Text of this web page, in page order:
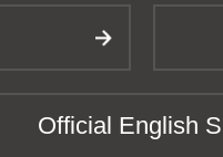
Official English